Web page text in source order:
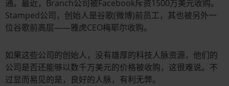
通。最近，Branch公司被Facebook斥资1500万美元收购。
Stamped公司，创始人是谷歌(微博)前员工，其也被另外一
位谷歌前高层——雅虎CEO梅耶尔收购。
如果这些公司的创始人，没有雄厚的科技人脉资源，他们的
公司是否还能够以数千万美元的价格被收购，这很难说。不
过显而易见的是，良好的人脉，有利无弊。